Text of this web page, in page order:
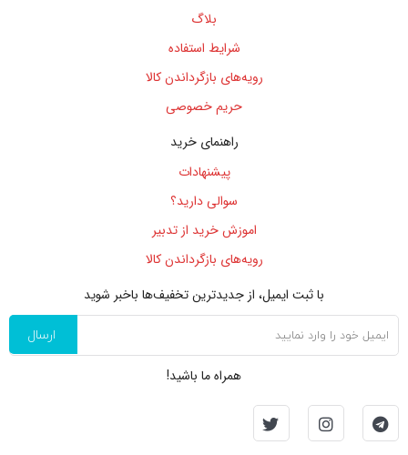
بلاگ
شرایط استفاده
رویه‌های بازگرداندن کالا
حریم خصوصی
راهنمای خرید
پیشنهادات
سوالی دارید؟
اموزش خرید از تدبیر
رویه‌های بازگرداندن کالا
با ثبت ایمیل، از جدید‌ترین تخفیف‌ها با‌خبر شوید
ارسال
همراه ما باشید!